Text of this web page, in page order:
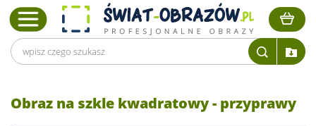
Obraz na szkle kwadratowy - przyprawy